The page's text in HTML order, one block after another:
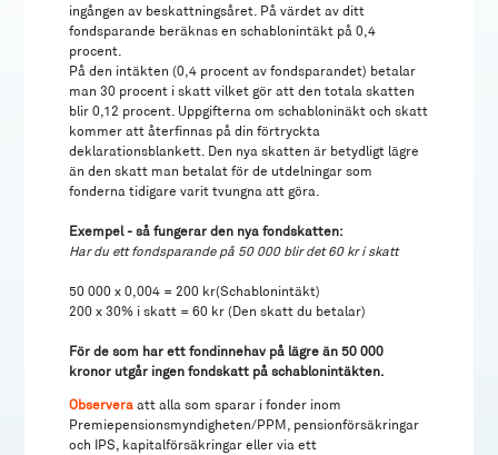
ingången av beskattningsåret. På värdet av ditt
fondsparande beräknas en schablonintäkt på 0,4
procent.
På den intäkten (0,4 procent av fondsparandet) betalar
man 30 procent i skatt vilket gör att den totala skatten
blir 0,12 procent. Uppgifterna om schabloninäkt och skatt
kommer att återfinnas på din förtryckta
deklarationsblankett. Den nya skatten är betydligt lägre
än den skatt man betalat för de utdelningar som
fonderna tidigare varit tvungna att göra.
Exempel - så fungerar den nya fondskatten:
Har du ett fondsparande på 50 000 blir det 60 kr i skatt
50 000 x 0,004 = 200 kr(Schablonintäkt)
200 x 30% i skatt = 60 kr (Den skatt du betalar)
För de som har ett fondinnehav på lägre än 50 000
kronor utgår ingen fondskatt på schablonintäkten.
Observera att alla som sparar i fonder inom
Premiepensionsmyndigheten/PPM, pensionförsäkringar
och IPS, kapitalförsäkringar eller via ett